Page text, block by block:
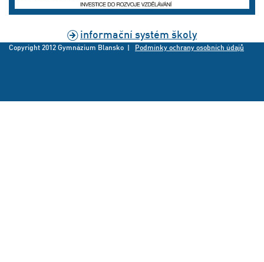
informační systém školy
Copyright 2012 Gymnázium Blansko | Podmínky ochrany osobních údajů